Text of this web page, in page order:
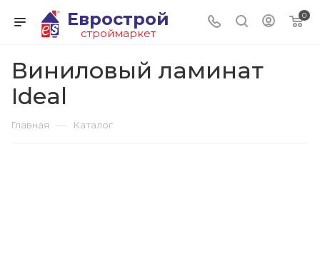
Еврострой
строймаркет
0
Виниловый ламинат
Ideal
Главная — Каталог